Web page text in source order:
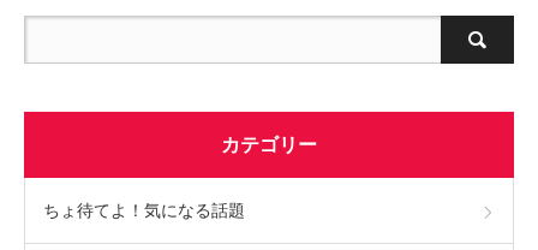
カテゴリー
ちょ待てよ！気になる話題